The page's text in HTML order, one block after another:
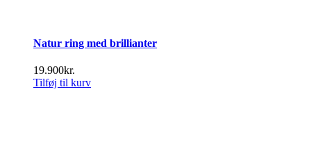
Natur ring med brillianter
19.900kr.
Tilføj til kurv